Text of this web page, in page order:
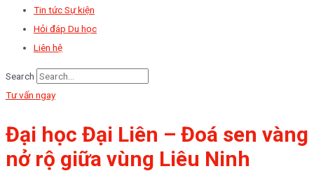
Tin tức Sự kiện
Hỏi đáp Du học
Liên hệ
Search
Tư vấn ngay
Đại học Đại Liên – Đoá sen vàng
nở rộ giữa vùng Liêu Ninh